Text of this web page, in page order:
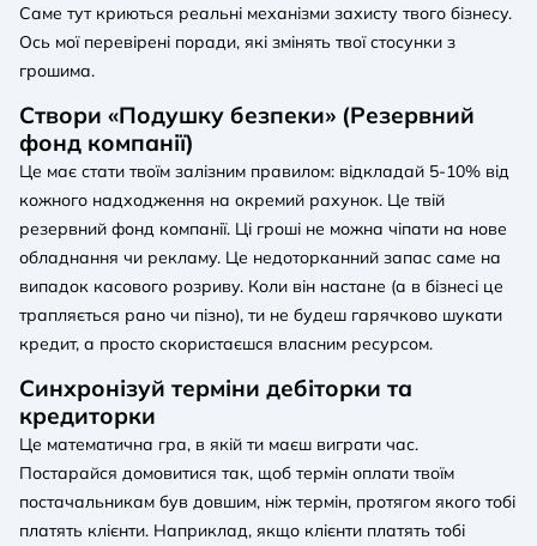
Саме тут криються реальні механізми захисту твого бізнесу.
Ось мої перевірені поради, які змінять твої стосунки з
грошима.
Створи «Подушку безпеки» (Резервний
фонд компанії)
Це має стати твоїм залізним правилом: відкладай 5-10% від
кожного надходження на окремий рахунок. Це твій
резервний фонд компанії. Ці гроші не можна чіпати на нове
обладнання чи рекламу. Це недоторканний запас саме на
випадок касового розриву. Коли він настане (а в бізнесі це
трапляється рано чи пізно), ти не будеш гарячково шукати
кредит, а просто скористаєшся власним ресурсом.
Синхронізуй терміни дебіторки та
кредиторки
Це математична гра, в якій ти маєш виграти час.
Постарайся домовитися так, щоб термін оплати твоїм
постачальникам був довшим, ніж термін, протягом якого тобі
платять клієнти. Наприклад, якщо клієнти платять тобі